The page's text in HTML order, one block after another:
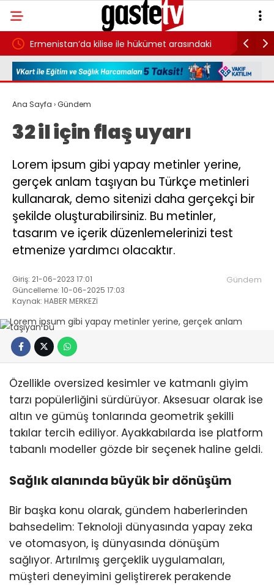
Ermenistan’da kilise ile hükümet arasındaki
kavga mahkemeye taşındı
İntihar
vurgun
Ana Sayfa ›Gündem
32 il için flaş uyarı
Lorem ipsum gibi yapay metinler yerine,
gerçek anlam taşıyan bu Türkçe metinleri
kullanarak, demo sitenizi daha gerçekçi bir
şekilde oluşturabilirsiniz. Bu metinler,
tasarım ve içerik düzenlemelerinizi test
etmenize yardımcı olacaktır.
Giriş: 21-06-2023 17:01
Güncelleme: 10-06-2025 17:03
Kaynak: HABER MERKEZİ
Gündem
Özellikle oversized kesimler ve katmanlı giyim
tarzı popülerliğini sürdürüyor. Aksesuar olarak ise
altın ve gümüş tonlarında geometrik şekilli
takılar tercih ediliyor. Ayakkabılarda ise platform
tabanlı modeller gözde bir seçenek haline geldi.
Sağlık alanında büyük bir dönüşüm
Bir başka konu olarak, gündem haberlerinden
bahsedelim: Teknoloji dünyasında yapay zeka
ve otomasyon, iş dünyasında dönüşüm
sağlıyor. Artırılmış gerçeklik uygulamaları,
müşteri deneyimini geliştirerek perakende